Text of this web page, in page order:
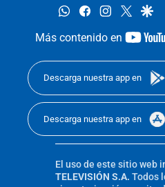
whatsappfacebookinstagram
twitter
Más contenido en
Descarga nuestra app en
Descarga nuestra app en
El uso de este sitio web
TELEVISIÓN S.A. Todos